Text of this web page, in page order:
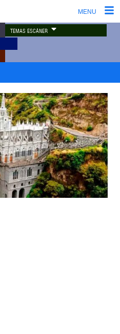
MENU
TEMAS ESCÁNER